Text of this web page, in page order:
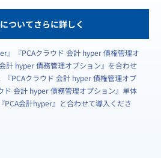
ついてさらに詳しく
』『PCAクラウド 会計 hyper 債権管理オ
計 hyper 債務管理オプション』を合わせ
『PCAクラウド 会計 hyper 債権管理オプ
ド 会計 hyper 債務管理オプション』単体
PCA会計hyper』と合わせて導入くださ